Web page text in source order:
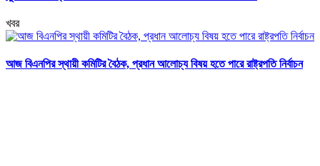
খবর
আজ বিএনপির স্থায়ী কমিটির বৈঠক, প্রধান আলোচ্য বিষয় হতে পারে রাষ্ট্রপতি নির্বাচন